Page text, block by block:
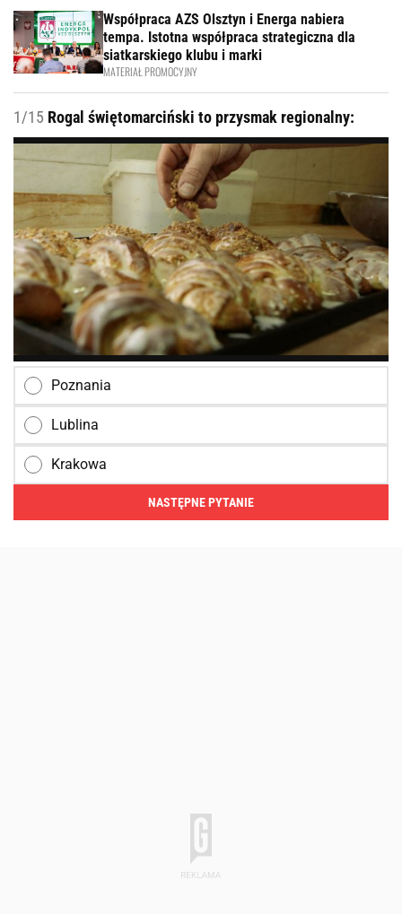
Współpraca AZS Olsztyn i Energa nabiera
tempa. Istotna współpraca strategiczna dla
siatkarskiego klubu i marki
MATERIAŁ PROMOCYJNY
1/15 Rogal świętomarciński to przysmak regionalny:
Poznania
Lublina
Krakowa
NASTĘPNE PYTANIE